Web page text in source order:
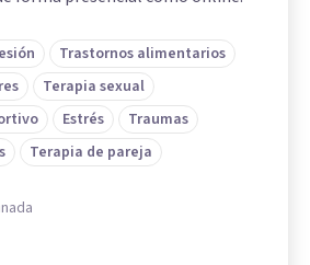
Trastornos alimentarios
Terapia sexual
Estrés
Traumas
Terapia de pareja